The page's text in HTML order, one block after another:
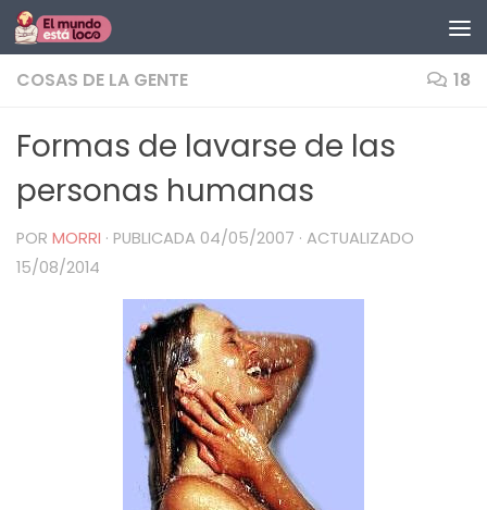
Saltar al contenido
COSAS DE LA GENTE 18
Formas de lavarse de las
personas humanas
POR MORRI · PUBLICADA 04/05/2007 · ACTUALIZADO
15/08/2014